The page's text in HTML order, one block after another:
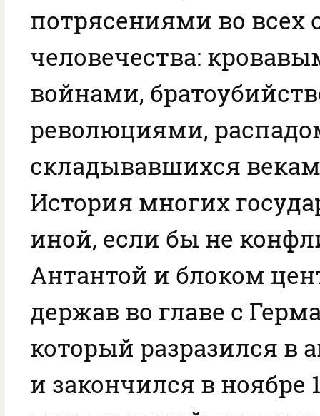
потрясениями во всех
человечества:
войнами,
революциями,
складывавшихся
История многих
иной, если бы не
Антантой и блоком
держав во главе с
который разразился в
и закончился в ноябре